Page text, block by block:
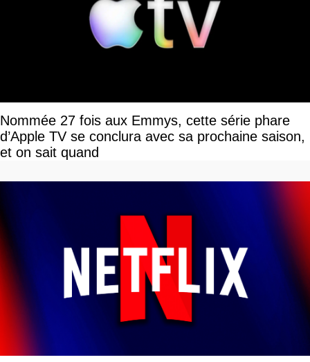
Nommée 27 fois aux Emmys, cette série phare
d’Apple TV se conclura avec sa prochaine saison,
et on sait quand